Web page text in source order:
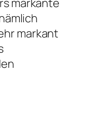
markant